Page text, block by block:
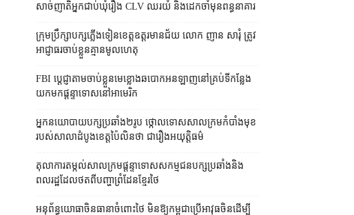
សាច់ញាតិអ្នកជាប់ឃុំរឿង CLV ឈរយំ និងដេកចាំមុនពន្ធនាគារ
ក្រុមប្រឹក្សា​បក្ស​ភ្លើងទៀន​ខេត្ត​ឧត្ដរមានជ័យ លោក ញាន សារុំ ត្រូវ​
អាជ្ញាធរ​ចាប់ខ្លួន​គ្មាន​មូលហេតុ
FBI ប្ដេជ្ញា​តាម​ចាប់ខ្លួន​មេខ្លោង​ឆបោក​អនឡាញ​នៅ​គ្រប់​ទីកន្លែង​
យក​មក​ផ្ដន្ទាទោស​នៅ​អាមេរិក
អ្នកនយោបាយ​បក្ស​ប្រឆាំង​២​រូប ថ្កោលទោស​សាលក្រម​កំបាំងមុខ​
របស់​សាលាដំបូង​ខេត្ត​ប៉ៃលិន​ថា ជា​រឿង​អយុត្តិធម៌
តុលាការ​តម្កល់​សាលក្រម​ផ្ដន្ទាទោស​សកម្មជន​បក្ស​ប្រឆាំង​និង​
ពលរដ្ឋ​ដែល​ថត​ពី​បញ្ហា​ព្រំដែន​ខ្មែរ​ថៃ
អនុព័ន្ធយោធា​ចិន​ធានា​ចំពោះ​ថៃ មិន​ឱ្យ​កម្ពុជា​ប្រើ​អាវុធ​ចិន​ដើម្បី​